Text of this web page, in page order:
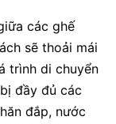
các ghế
sẽ thoải mái
trình di chuyển
đầy đủ các
đắp, nước